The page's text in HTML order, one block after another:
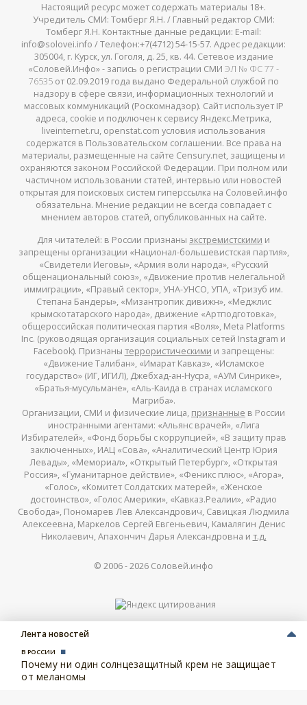
Лента новостей
В РОССИИ
Почему ни один солнцезащитный крем не защищает
от меланомы
Настоящий ресурс может содержать материалы 18+.
Учредитель СМИ: Томберг Я.Н. / Главный редактор СМИ:
Томберг Я.Н. Контактные данные редакции: E-mail:
info@solovei.info / Телефон:+7(4712) 54-15-57. Адрес редакции:
305004, г. Курск, ул. Гоголя, д. 25, кв. 44. Сетевое издание
«Соловей.Инфо» - запись о регистрации СМИ ЭЛ № ФС 77 -
76535от 02.09.2019 года выдано Федеральной службой по
надзору в сфере связи, информационных технологий и
массовых коммуникаций (Роскомнадзор). Сайт использует IP
адреса, cookie и подключен к сервису Яндекс.Метрика,
liveinternet.ru, openstat.com условия использования
содержатся в Пользовательском соглашении. Все права на
материалы, размещенные на сайте Censury.net, защищены и
охраняются законом Российской Федерации. При полном или
частичном использовании статей, интервью или новостей
открытая для поисковых систем гиперссылка на Соловей.инфо
обязательна. Мнение редакции не всегда совпадает с
мнением авторов статей, опубликованных на сайте.
Для читателей: в России признаны экстремистскими и
запрещены организации «Национал-большевистская партия»,
«Свидетели Иеговы», «Армия воли народа», «Русский
общенациональный союз», «Движение против нелегальной
иммиграции», «Правый сектор», УНА-УНСО, УПА, «Тризуб им.
Степана Бандеры», «Мизантропик дивижн», «Меджлис
крымскотатарского народа», движение «Артподготовка»,
общероссийская политическая партия «Воля», Meta Platforms
Inc. (руководящая организация социальных сетей Instagram и
Facebook). Признаны террористическими и запрещены:
«Движение Талибан», «Имарат Кавказ», «Исламское
государство» (ИГ, ИГИЛ), Джебхад-ан-Нусра, «АУМ Синрике»,
«Братья-мусульмане», «Аль-Каида в странах исламского
Магриба».
Организации, СМИ и физические лица, признанные в России
иностранными агентами: «Альянс врачей», «Лига
Избирателей», «Фонд борьбы с коррупцией», «В защиту прав
заключенных», ИАЦ «Сова», «Аналитический Центр Юрия
Левады», «Мемориал», «Открытый Петербург», «Открытая
Россия», «Гуманитарное действие», «Феникс плюс», «Агора»,
«Голос», «Комитет Солдатских матерей», «Женское
достоинство», «Голос Америки», «Кавказ.Реалии», «Радио
Свобода», Пономарев Лев Александрович, Савицкая Людмила
Алексеевна, Маркелов Сергей Евгеньевич, Камалягин Денис
Николаевич, Апахончич Дарья Александровна и т.д.
© 2006 -2026 Соловей.инфо